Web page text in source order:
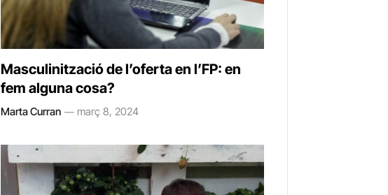
Masculinització de l’oferta en l’FP: en
fem alguna cosa?
Marta Curran març 8, 2024